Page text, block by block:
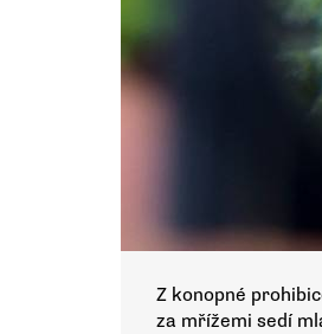
Z konopné
za mřížemi sedí